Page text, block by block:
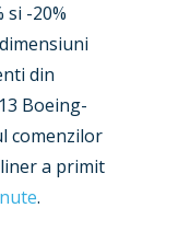
si -20%
din
Boeing-
comenzilor
a primit
.
Routes
/ Incidents
2025
2025
Jets